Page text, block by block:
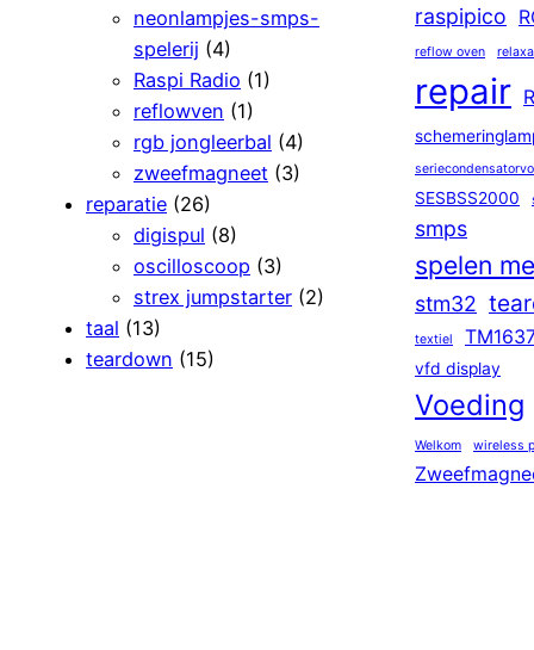
neonlampjes-smps-
spelerij (4)
Raspi Radio (1)
reflowven (1)
rgb jongleerbal (4)
zweefmagneet (3)
reparatie (26)
digispul (8)
oscilloscoop (3)
strex jumpstarter (2)
taal (13)
teardown (15)
raspipico
reflow oven
repair
SESBSS2000
smps
spelen
stm32
textiel
vfd display
Voeding
Welkom wireless